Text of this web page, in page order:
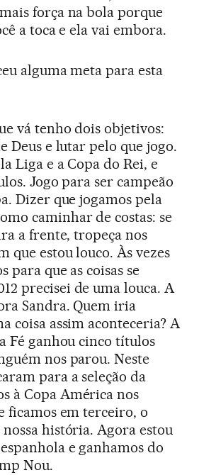
força na bola porque
a toca e ela vai embora.
alguma meta para esta
vá tenho dois objetivos:
Deus e lutar pelo que jogo.
Liga e a Copa do Rei, e
Jogo para ser campeão
Dizer que jogamos pela
caminhar de costas: se
a frente, tropeça nos
que estou louco. Às vezes
para que as coisas se
precisei de uma louca. A
Sandra. Quem iria
coisa assim aconteceria? A
Fé ganhou cinco títulos
nos parou. Neste
para a seleção da
à Copa América nos
ficamos em terceiro, o
história. Agora estou
e ganhamos do
Nou.